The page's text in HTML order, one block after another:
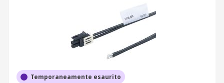
Temporaneamente esaurito